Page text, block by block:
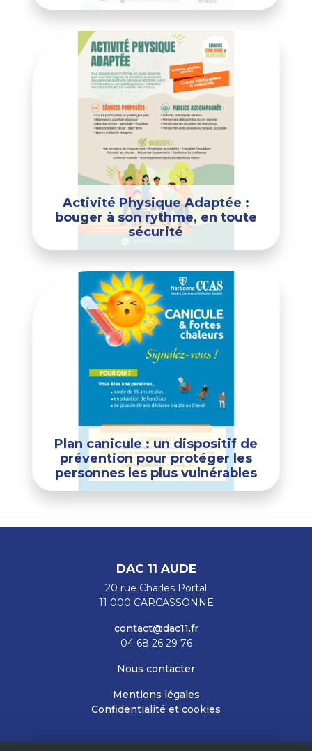
Activité Physique Adaptée :
bouger à son rythme, en toute
sécurité
Plan canicule : un dispositif de
prévention pour protéger les
personnes les plus vulnérables
DAC 11 AUDE
20 rue Charles Portal
11 000 CARCASSONNE
contact@dac11.fr
04 68 26 29 76
Nous contacter
Mentions légales
Confidentialité et cookies